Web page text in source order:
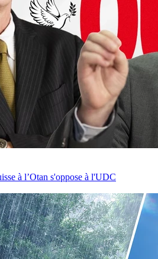
à l’Otan s'oppose à l'UDC